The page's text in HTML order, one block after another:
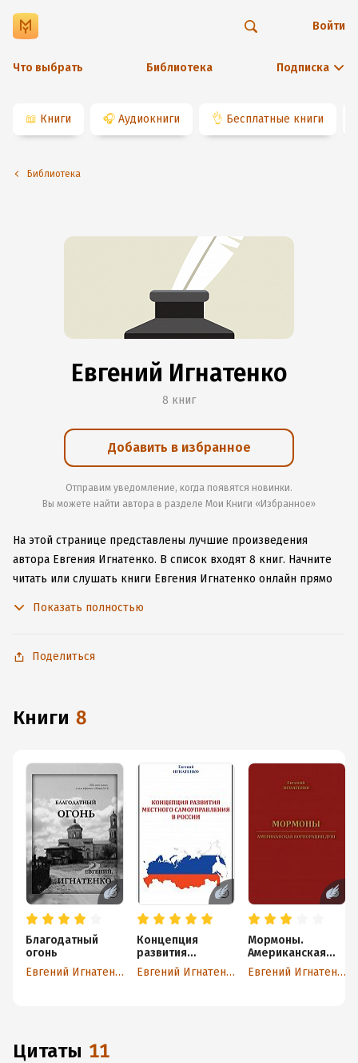
Что выбрать Библиотека Подписка
Войти
📖 Книги 🎧 Аудиокниги 👌 Бесплатные книги
Библиотека
Евгений Игнатенко
8 книг
Добавить в избранное
Отправим уведомление, когда появятся новинки.
Вы можете найти автора в разделе Мои Книги «Избранное»
На этой странице представлены лучшие произведения
автора Евгения Игнатенко. В список входят 8 книг. Начните
читать или слушать книги Евгения Игнатенко онлайн прямо
Показать полностью
Поделиться
книги 8
Благодатный
огонь
Евгений Игнатенко
Концепция
развития
местного
самоуправленияЕвгений Игнатенко
Мормоны.
Американская
корпорация душ Евгений Игнатенко
Цитаты 11